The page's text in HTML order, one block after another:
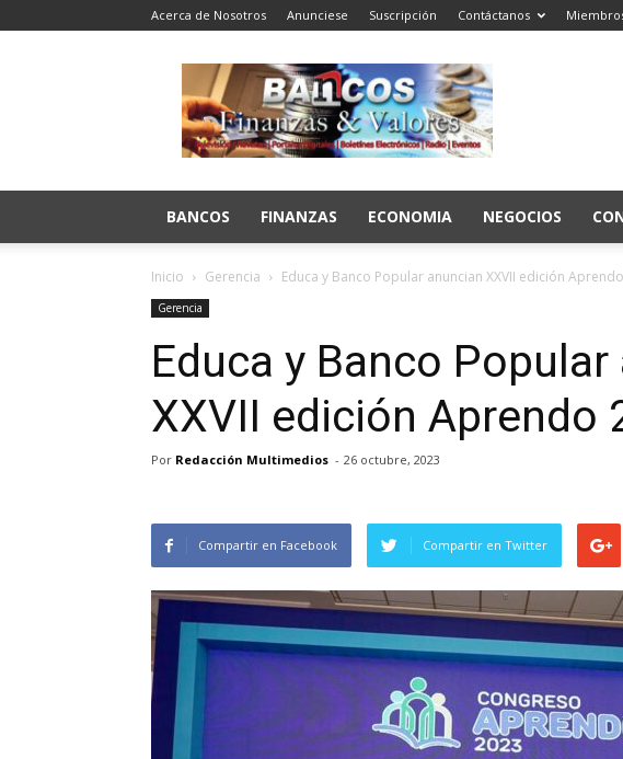
Acerca de Nosotros Anunciese Suscripción Contáctanos
Bancos
Finanzas
y
Valores
BANCOS FINANZAS ECONOMIA NEGOCIOS
Inicio Gerencia Educa y Banco Popular anuncian XXVII edición
Gerencia
Educa y Banco
XXVII edición Aprendo
Por Redacción Multimedios - 26 octubre, 2023
Compartir en Facebook Compartir en Twitter